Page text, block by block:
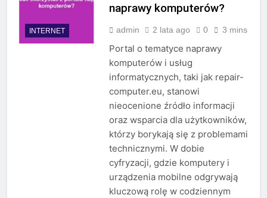
INTERNET
naprawy komputerów?
admin 2 lata ago 0 3 mins
Portal o tematyce naprawy
komputerów i usług
informatycznych, taki jak repair-
computer.eu, stanowi
nieocenione źródło informacji
oraz wsparcia dla użytkowników,
którzy borykają się z problemami
technicznymi. W dobie
cyfryzacji, gdzie komputery i
urządzenia mobilne odgrywają
kluczową rolę w codziennym